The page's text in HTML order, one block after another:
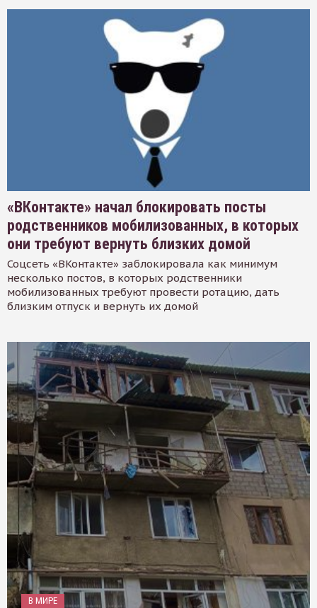
«ВКонтакте» начал блокировать посты
родственников мобилизованных, в которых
они требуют вернуть близких домой
Соцсеть «ВКонтакте» заблокировала как минимум
несколько постов, в которых родственники
мобилизованных требуют провести ротацию, дать
близким отпуск и вернуть их домой
В МИРЕ